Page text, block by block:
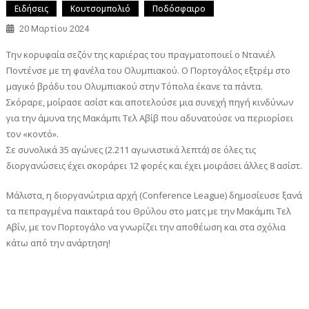
Ειδήσεις Κουτσομπολιό Ποδόσφαιρο
20 Μαρτίου 2024
Tην κορυφαία σεζόν της καριέρας του πραγματοποιεί ο Ντανιέλ
Ποντένσε με τη φανέλα του Ολυμπιακού. Ο Πορτογάλος εξτρέμ στο
μαγικό βράδυ του Ολυμπιακού στην Τόπολα έκανε τα πάντα.
Σκόραρε, μοίρασε ασίστ και αποτελούσε μια συνεχή πηγή κινδύνων
για την άμυνα της Μακάμπι Τελ Αβίβ που αδυνατούσε να περιορίσει
τον «κοντό».
Σε συνολικά 35 αγώνες (2.211 αγωνιστικά λεπτά) σε όλες τις
διοργανώσεις έχει σκοράρει 12 φορές και έχει μοιράσει άλλες 8 ασίστ.
Mάλιστα, η διοργανώτρια αρχή (Conference League) δημοσίευσε ξανά
τα πεπραγμένα παικταρά του Θρύλου στο ματς με την Μακάμπι Τελ
Αβίν, με τον Πορτογάλο να γνωρίζει την αποθέωση και στα σχόλια
κάτω από την ανάρτηση!